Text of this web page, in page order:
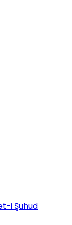
i Şuhud